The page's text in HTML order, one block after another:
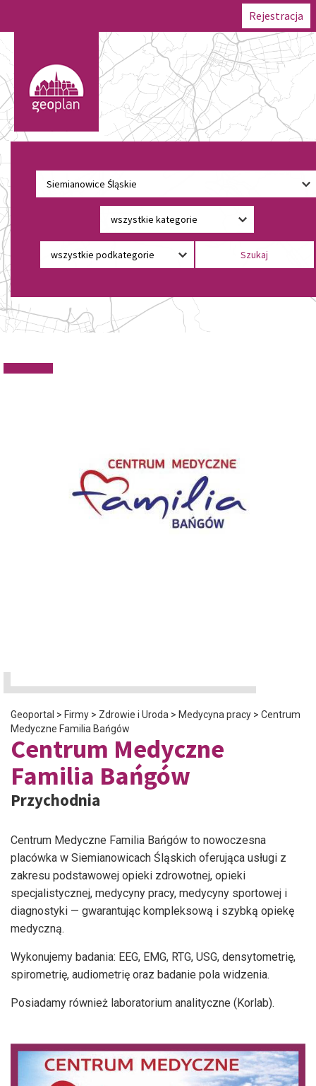
Rejestracja
Geoportal > Firmy > Zdrowie i Uroda > Medycyna pracy > Centrum
Medyczne Familia Bańgów
Centrum Medyczne
Familia Bańgów
Przychodnia
Centrum Medyczne Familia Bańgów to nowoczesna
placówka w Siemianowicach Śląskich oferująca usługi z
zakresu podstawowej opieki zdrowotnej, opieki
specjalistycznej, medycyny pracy, medycyny sportowej i
diagnostyki — gwarantując kompleksową i szybką opiekę
medyczną.
Wykonujemy badania: EEG, EMG, RTG, USG, densytometrię,
spirometrię, audiometrię oraz badanie pola widzenia.
Posiadamy również laboratorium analityczne (Korlab).